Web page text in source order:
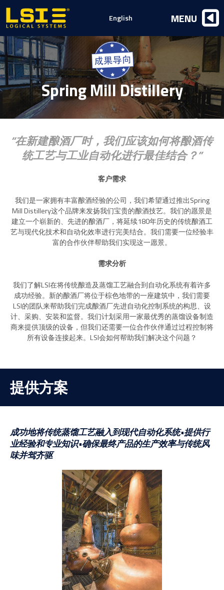
Spring Mill Distillery
在新建酿酒厂时，我们应该如何将酿酒传
统工艺与工业自动化进行最佳结合？
客户需求
我们是一家拥有丰富酿酒经验的公司，我们希望通过推出Spring
Mill Distillery这个品牌来发扬我们宝贵的酿酒技艺。我们的愿景是
建立一个崭新的、先进的酿酒厂，将延续180年历史的传统酿酒工
艺与现代化技术和自动化效率进行完美结合。我们需要一位经验丰
富的合作伙伴帮助我们实现这一愿景。
需求分析
我们了解LSI在将传统酿造及蒸馏工艺融合到自动化系统有着许多
成功经验。新的酿酒厂将位于棕色地带的一座建筑中，我们需要
LSI的团队来帮助我们完成酿酒厂先进自动化控制系统的构思、设
计、采购、安装和监督。我们计划采用一家最优秀的蒸馏设备制造
商来提供顶级的设备，但我们还需要一位合作伙伴通过过程控制将
所有设备连接起来。LSI会如何帮助我们解决这个问题？
提供方案
成功地将传统蒸馏工艺融入到现代自动化系统•提供行
业经验和专业知识•确保最终产品的生产效率与传统风
味并驾齐驱
Logical
Systems,
Inc
English MENU